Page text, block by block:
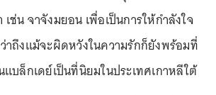
ช่น จาจังมยอน เพื่อเป็นการให้กำลังใจ
าถึงแม้จะผิดหวังในความรักก็ยังพร้อมที่
บล็กเดย์เป็นที่นิยมในประเทศเกาหลีใต้